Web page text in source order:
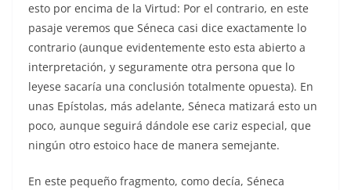
esto por encima de la Virtud: Por el contrario, en este
pasaje veremos que Séneca casi dice exactamente lo
contrario (aunque evidentemente esto esta abierto a
interpretación, y seguramente otra persona que lo
leyese sacaría una conclusión totalmente opuesta). En
unas Epístolas, más adelante, Séneca matizará esto un
poco, aunque seguirá dándole ese cariz especial, que
ningún otro estoico hace de manera semejante.
En este pequeño fragmento, como decía, Séneca